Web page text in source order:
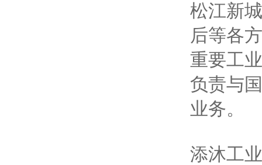
松江新
后等各
重要工
负责与
业务。
添沐工